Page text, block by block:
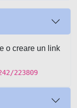
o creare un link
223809